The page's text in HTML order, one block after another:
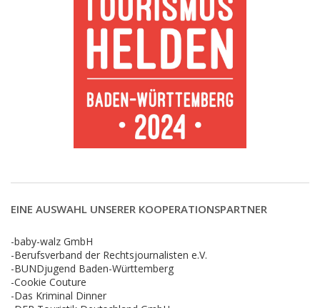
EINE AUSWAHL UNSERER KOOPERATIONSPARTNER
-baby-walz GmbH
-Berufsverband der Rechtsjournalisten e.V.
-BUNDjugend Baden-Württemberg
-Cookie Couture
-Das Kriminal Dinner